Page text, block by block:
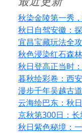
秋染金陵第一秀
秋日自驾安徽：
宜昌宝藏玩法全
秋色浸染红石森
秋日登高正当时
暮秋绘彩卷：西
漫步千年吴越古
云海绘巴东：秋
京秋第300日：
秋日紫色秘境：